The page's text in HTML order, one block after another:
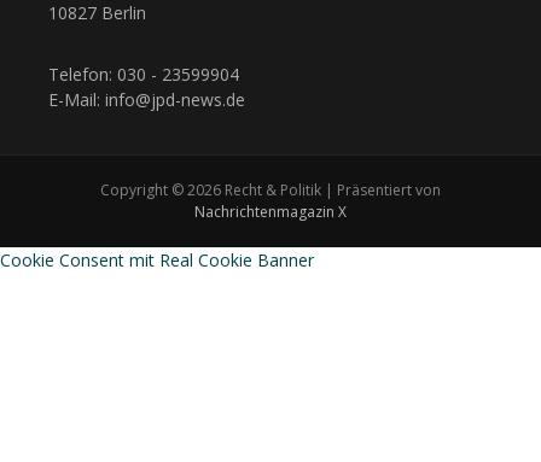
10827 Berlin
Telefon: 030 - 23599904
E-Mail: info@jpd-news.de
Copyright © 2026 Recht & Politik | Präsentiert von
Nachrichtenmagazin X
Cookie Consent mit Real Cookie Banner